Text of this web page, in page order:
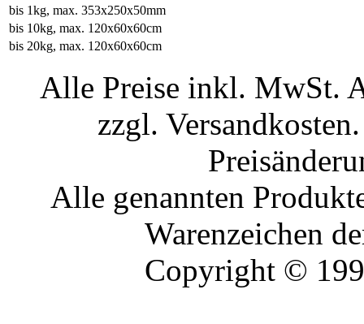
bis 1kg, max. 353x250x50mm
bis 10kg, max. 120x60x60cm
bis 20kg, max. 120x60x60cm
Alle Preise inkl. MwSt.
zzgl.
Alle genannten
Warenzeichen
Copyright ©